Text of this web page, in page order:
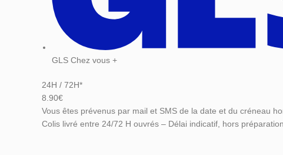
GLS Chez vous +
24H / 72H*
8.90€
Vous êtes prévenus par mail et SMS de la date et du créneau
Colis livré entre 24/72 H ouvrés – Délai indicatif, hors